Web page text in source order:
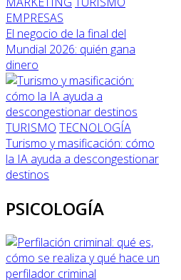
EMPRESAS
El negocio de la final del
Mundial 2026: quién gana
dinero
TURISMO TECNOLOGÍA
Turismo y masificación: cómo
la IA ayuda a descongestionar
destinos
PSICOLOGÍA